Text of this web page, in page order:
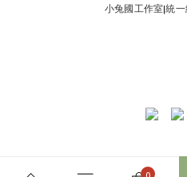
小兔國工作室|統